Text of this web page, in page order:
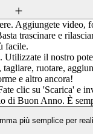
Aggiungete video,
trascinare e
facile.
Utilizzate il nostro
tagliare, ruotare,
e altro ancora!
clic su 'Scarica' e
di Buon Anno. È
più semplice per